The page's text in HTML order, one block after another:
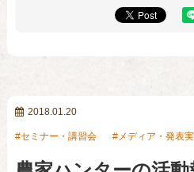
2018.01.20
セミナー・講習会 メディア・発表